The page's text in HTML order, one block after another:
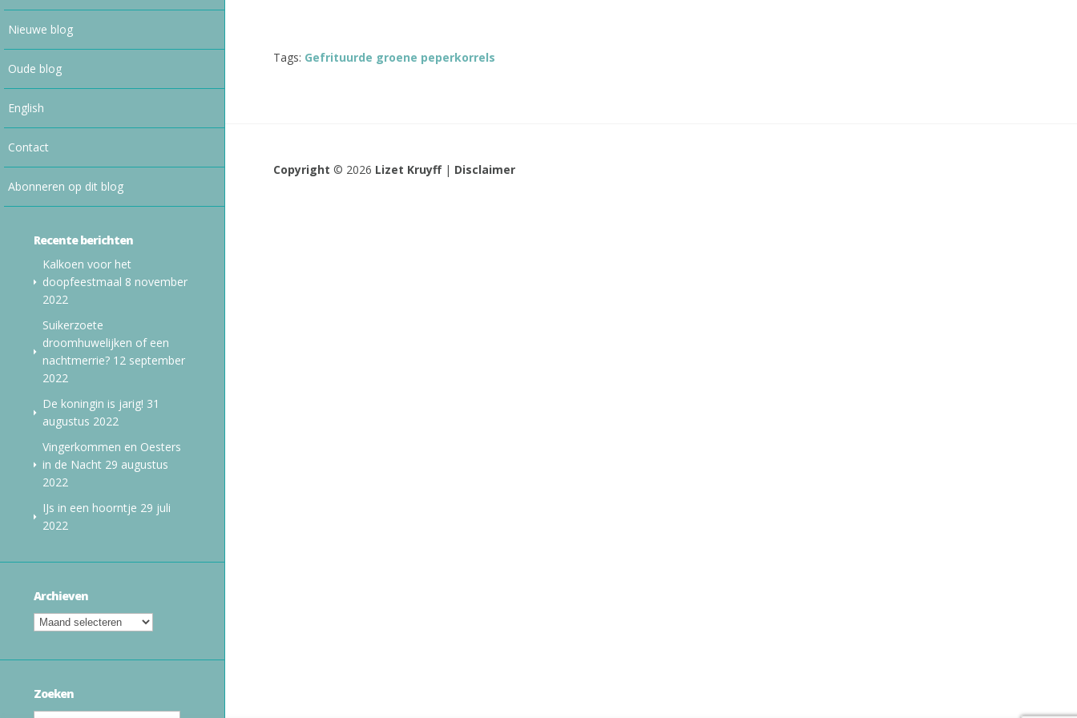
Nieuwe blog
Oude blog
English
Contact
Abonneren op dit blog
Recente berichten
Kalkoen voor het
doopfeestmaal 8 november
2022
Suikerzoete
droomhuwelijken of een
nachtmerrie? 12 september
2022
De koningin is jarig! 31
augustus 2022
Vingerkommen en Oesters
in de Nacht 29 augustus
2022
IJs in een hoorntje 29 juli
2022
Archieven
Zoeken
Tags: Gefrituurde groene peperkorrels
Copyright © 2026 Lizet Kruyff| Disclaimer